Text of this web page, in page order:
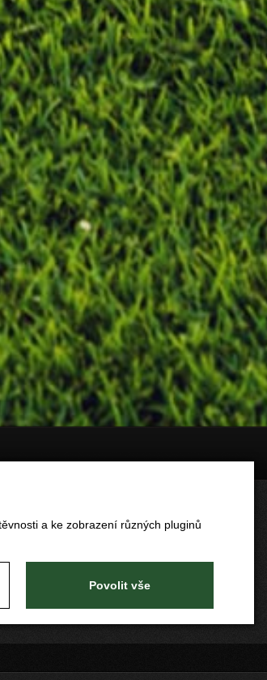
a ke zobrazení různých pluginů
Povolit vše